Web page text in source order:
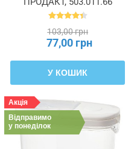
103,00 грн
77,00 грн
У КОШИК
Акція
Відправимо
у понеділок